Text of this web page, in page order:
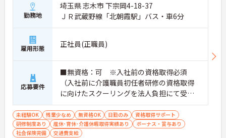
勤務地
埼玉県 志木市 下宗岡4-18-37
ＪＲ武蔵野線「北朝霞駅」バス・車6分
雇用形態 正社員(正職員)
応募要件
■無資格：可 ※入社前の資格取得必須
（入社前に介護職員初任者研修の資格取得
に向けたスクーリングを法人負担にて受講
していただきます。） ■実務経験：不問
未経験OK 残業少なめ 無資格OK 日勤のみ
資格取得サポート
研修制度あり
産休･育休･介護休暇取得実績あり
ボーナス・賞与あり
社会保険完備
交通費支給